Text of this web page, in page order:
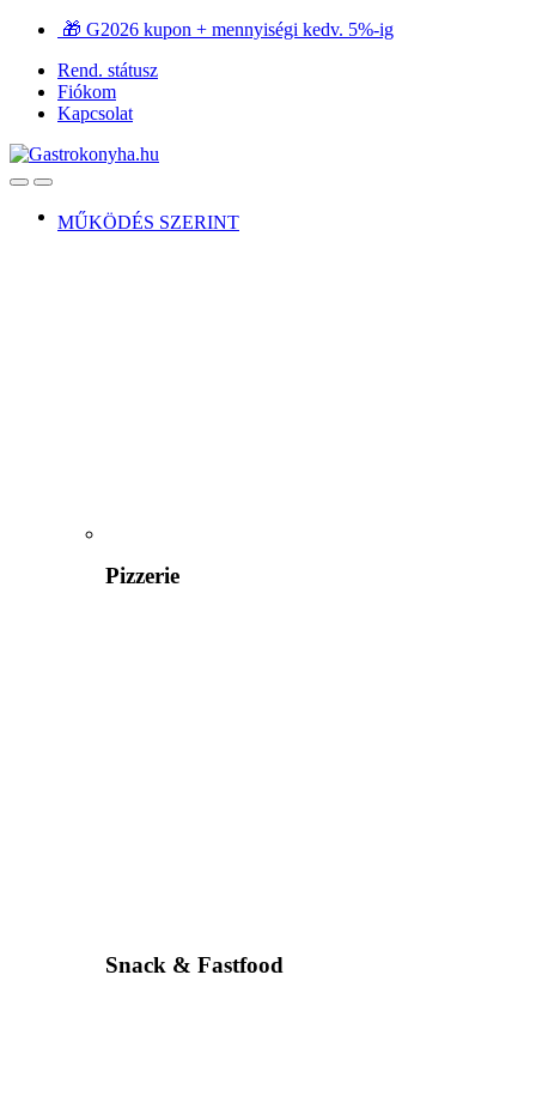
Ugrás
navigációhoz
Ugrás
tartalomra
🎁 G2026 kupon + mennyiségi kedv. 5%-ig
Rend. státusz
Fiókom
Kapcsolat
OpenClose
MŰKÖDÉS SZERINT
Pizzerie
Snack & Fastfood